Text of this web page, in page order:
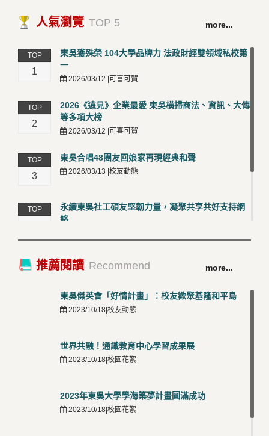
人氣瀏覽 TOP 5 more...
TOP
1
東吳獲殊榮 104大學品牌力 法政財經雙領域私校第
一
2026/03/12 |可喜可賀
TOP
2
2026《遠見》企業最愛 東吳橫掃商法、資訊、大傳
等多項大榜
2026/03/12 |可喜可賀
TOP
3
東吳合唱48團友回娘家再現經典和聲
2026/03/13 |校友動態
TOP
永續東吳社工碩友堅韌力量，凝聚共享共好支持網
絡
TOP
卓越永續校園 東吳大學連奪 ISO 14001、45001 及
50001三大國際驗證殊榮
推薦閱讀 Recommend more...
東吳傑英會「好情計畫」：校友歡聚基隆和平島
2023/10/18|校友動態
世界共融！通識教育中心學習成果展
2023/10/18|校園花絮
2023年東吳大學學海築夢計畫圓滿成功
2023/10/18|校園花絮